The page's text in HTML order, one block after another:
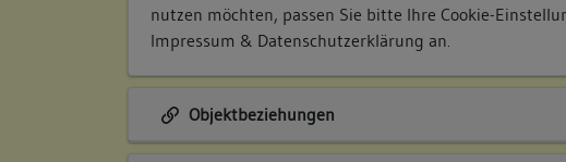
nutzen möchten, passen Sie bitte Ihre Cookie-
Impressum & Datenschutzerklärung an.
Objektbeziehungen